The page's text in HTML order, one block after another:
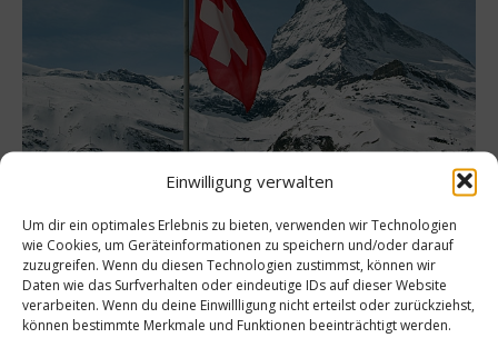
Einwilligung verwalten
Um dir ein optimales Erlebnis zu bieten, verwenden wir Technologien
wie Cookies, um Geräteinformationen zu speichern und/oder darauf
zuzugreifen. Wenn du diesen Technologien zustimmst, können wir
Daten wie das Surfverhalten oder eindeutige IDs auf dieser Website
verarbeiten. Wenn du deine Einwillligung nicht erteilst oder zurückziehst,
können bestimmte Merkmale und Funktionen beeinträchtigt werden.
Was isst Deutschland?
Küchenwörterbuch: Schweizerisch –
Deutsch
Gerade in der Küche gibt es in Deutschland, Österreich und der
Schweiz viele unterschiedliche Begrifflichkeiten. Passend zum